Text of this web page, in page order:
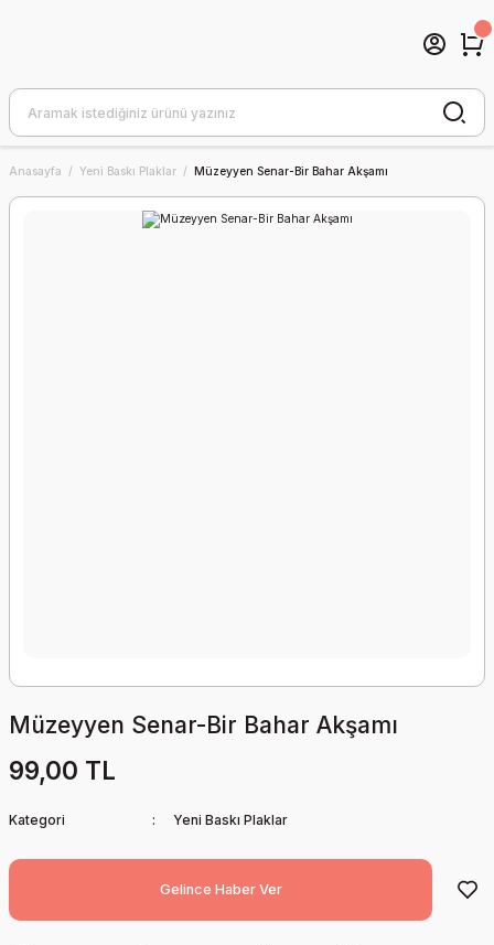
Anasayfa Yeni Baskı Plaklar Müzeyyen Senar-Bir Bahar Akşamı
Müzeyyen Senar-Bir Bahar Akşamı
99,00 TL
Kategori Yeni Baskı Plaklar
Gelince Haber Ver